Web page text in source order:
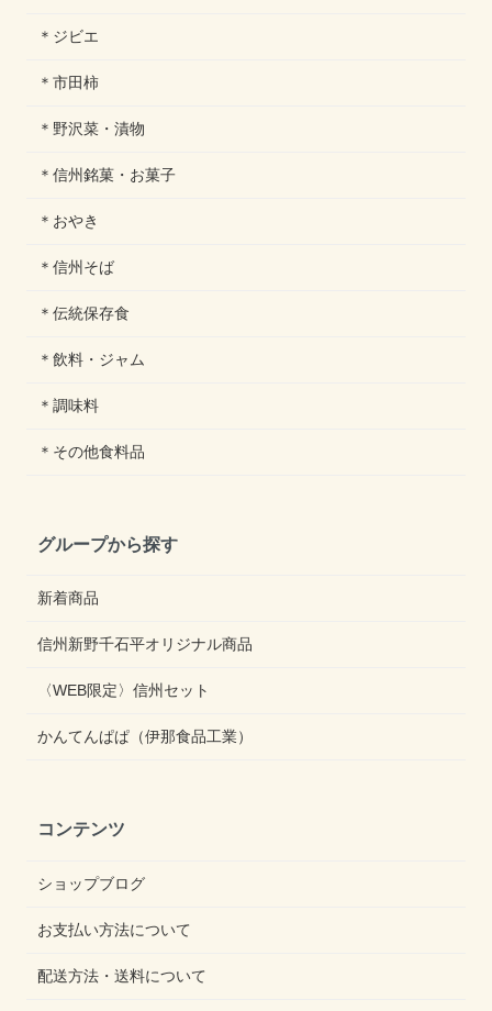
＊ジビエ
＊市田柿
＊野沢菜・漬物
＊信州銘菓・お菓子
＊おやき
＊信州そば
＊伝統保存食
＊飲料・ジャム
＊調味料
＊その他食料品
グループから探す
新着商品
信州新野千石平オリジナル商品
〈WEB限定〉信州セット
かんてんぱぱ（伊那食品工業）
コンテンツ
ショップブログ
お支払い方法について
配送方法・送料について